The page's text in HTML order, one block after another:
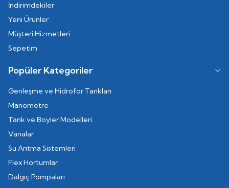
İndirimdekiler
Yeni Ürünler
Müşteri Hizmetleri
Sepetim
Popüler Kategoriler
Genleşme ve Hidrofor Tankları
Manometre
Tank ve Boyler Modelleri
Vanalar
Su Arıtma Sistemleri
Flex Hortumlar
Dalgıç Pompaları